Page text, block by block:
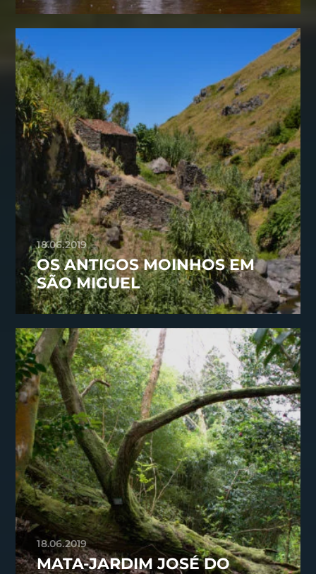
18.06.2019
OS ANTIGOS MOINHOS EM
SÃO MIGUEL
18.06.2019
MATA-JARDIM JOSÉ DO